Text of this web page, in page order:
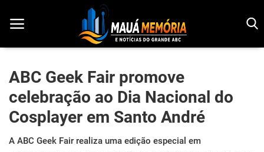
Início
Dorama
ABC Geek Fair promove
celebração ao Dia Nacional do
Cosplayer em Santo André
A ABC Geek Fair realiza uma edição especial em